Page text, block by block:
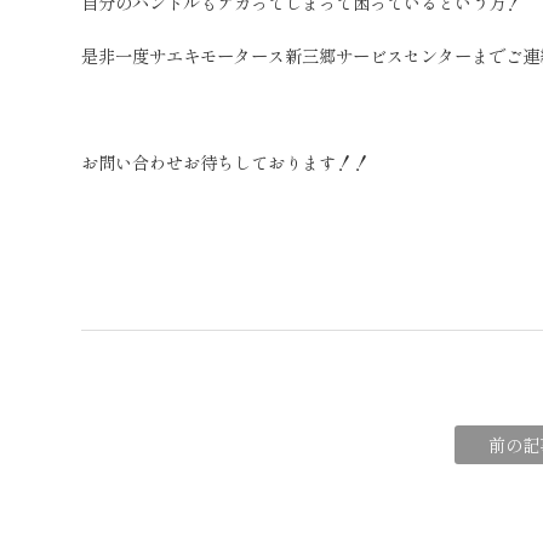
是非一度サエキモータース新三郷サービスセンターまでご連
お問い合わせお待ちしております！！
前の